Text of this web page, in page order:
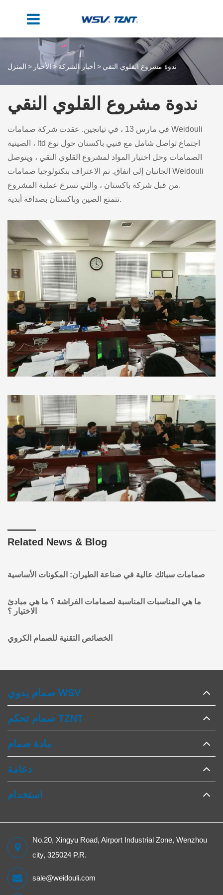
المنزل الأخبار أخبار الشركة ندوة مشروع القلوي النقي
ندوة مشروع القلوي النقي
في مارس 13 ، في تيانجين. عقدت شركة صمامات Weidouli
الصينية ، ltd اجتماع تواصل شامل مع فنيي باكستان حول نوع
الصمامات وحل اختيار المواد لمشروع القلوي النقي ، ويتوصل
الجانبان إلى اتفاق. تم الاعتراف بتكنولوجيا صمامات Weidouli
من قبل شركة باكستان ، والتي تسرع عملية المشروع.
تتمتع الصين وباكستان بصداقة أبدية.
Related News & Blog
صمامات سبائك عالية في صناعة الطيران: المكونات الأساسية
ما هي المناسبات المناسبة لصمامات الفراشة ؟ ما هي مبادئ
الاختيار ؟
الخصائص التقنية للصمام الكروي
صمام يدوي WSV
صمام تحكم TZNT
مادة صمام
دعامة
استخدام
No.20, Xingyu Road, Airport Industrial Zone, Wenzhou
city, 325024 P.R.
sale@weidouli.com